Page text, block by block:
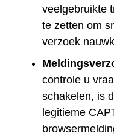
veelgebruikte
te zetten om
verzoek
controle u
schakelen, is
legitieme